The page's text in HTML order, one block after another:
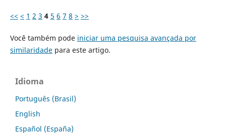
<< < 1 2 3 4 5 6 7 8 > >>
Você também pode iniciar uma pesquisa avançada por
similaridadepara este artigo.
Idioma
Português (Brasil)
English
Español (España)